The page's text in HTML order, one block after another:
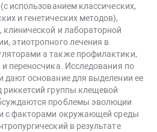
использованием классических,
и генетических методов),
и лабораторной
этиотропного лечения в
а также профилактики,
и переносчика. Исследования по
дают основание для выделении ее
риккетсий группы клещевой
проблемы эволюции
с факторами окружающей среды
в результате